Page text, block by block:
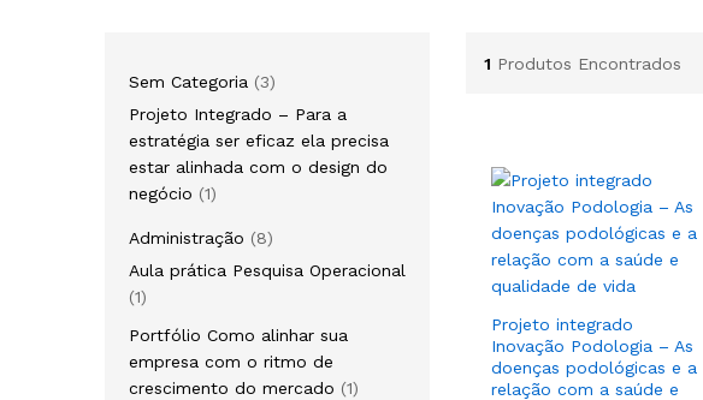
1 Produtos Encontrados
Projeto integrado
Inovação Podologia – As
doenças podológicas e a
relação com a saúde e
Sem Categoria 33
produtos
Projeto Integrado – Para a
estratégia ser eficaz ela precisa
estar alinhada com o design do
negócio
11
Administração
88
produtos
Aula prática Pesquisa Operacional
11
Portfólio Como alinhar sua
empresa com o ritmo de
crescimento do mercado
11